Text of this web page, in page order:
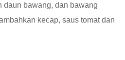
daun bawang, dan bawang
kecap, saus tomat dan